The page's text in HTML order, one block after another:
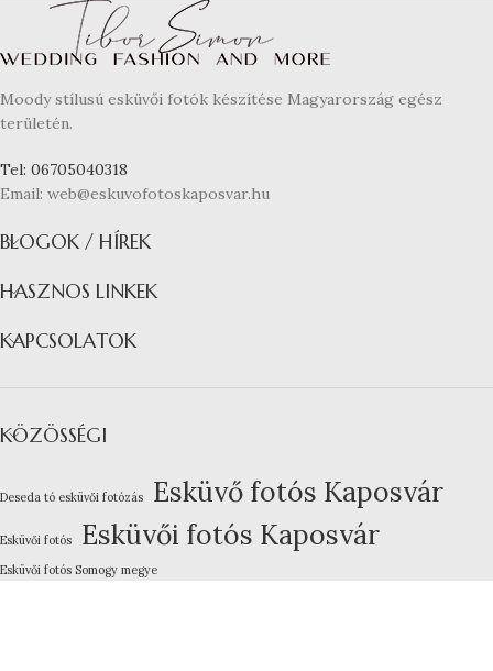
Moody stílusú esküvői fotók készítése Magyarország egész
területén.
Tel: 06705040318
Email: web@eskuvofotoskaposvar.hu
BLOGOK / HÍREK
HASZNOS LINKEK
KAPCSOLATOK
KÖZÖSSÉGI
Deseda tó esküvői fotózás Esküvő fotós Kaposvár
Esküvői fotós Esküvői fotós Kaposvár
Esküvői fotós Somogy megye